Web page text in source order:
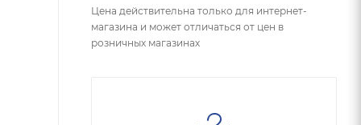
Цена действительна только для интернет-
магазина и может отличаться от цен в
розничных магазинах